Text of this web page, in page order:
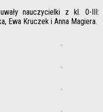
nauczycielki z kl. 0-III:
Ewa Kruczek i Anna Magiera.